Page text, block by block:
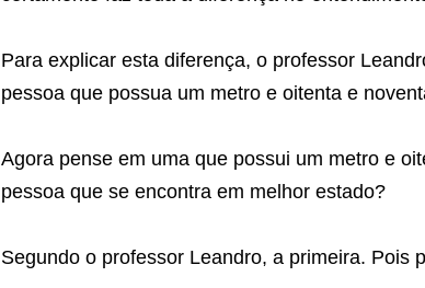
Para explicar esta diferença, o professor
pessoa que possua um metro e oitenta e
Agora pense em uma que possui um metro e
pessoa que se encontra em melhor estado?
Segundo o professor Leandro, a primeira. Pois